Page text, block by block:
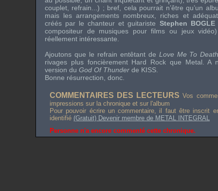
couplet, refrain...) ; bref, cela pourrait n’être qu’un
mais les arrangements nombreux, riches et
créés par le chanteur et guitariste Stephen BOGLE
compositeur de musiques pour films ou jeux
réellement intéressante.
Ajoutons que le refrain entêtant de Love Me To
rivages plus foncièrement Hard Rock que Metal. A
version du God Of Thunder de KISS
Bonne résurrection, donc.
COMMENTAIRES DES LECTEURS Vos
impressions sur la chronique et sur l'album
Pour pouvoir écrire un commentaire, il faut être inscrit
identifié (Gratuit) Devenir membre de METAL INTEGRAL
Personne n'a encore commenté cette chronique.